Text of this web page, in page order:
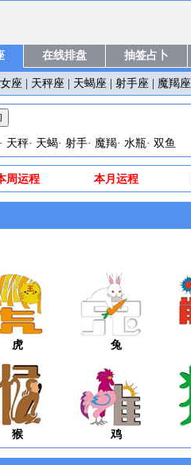
在线排盘 抽签占卜
座 天秤座 天蝎座 射手座 魔羯座
天秤· 天蝎· 射手· 魔羯· 水瓶· 双鱼
周运程 本月运程
虎 兔
猴 鸡